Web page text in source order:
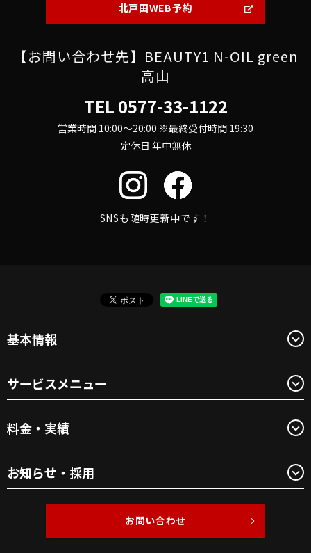
北戸田WEB予約
【お問い合わせ先】BEAUTY1 N-OIL green
高山
TEL 0577-33-1122
営業時間 10:00～20:00 ※最終受付時間 19:30
定休日 年中無休
SNSも随時更新中です！
基本情報
サービスメニュー
料金・実績
お知らせ・採用
お問い合わせ